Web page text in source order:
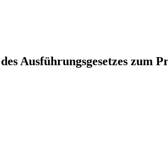
Ausführungsgesetzes zum